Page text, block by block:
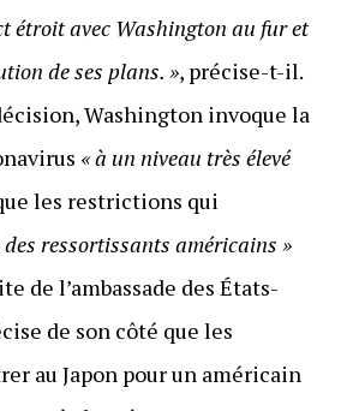
étroit avec Washington au fur et
de ses plans. », précise-t-il.
Washington invoque la
« à un niveau très élevé
les restrictions qui
des ressortissants américains »
de l’ambassade des États-
de son côté que les
au Japon pour un américain